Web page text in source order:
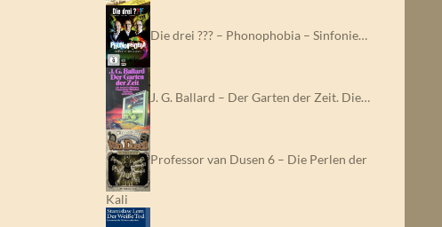
Die drei ??? – Phonophobia – Sinfonie…
J. G. Ballard – Der Garten der Zeit. Die…
Professor van Dusen 6 – Die Perlen der
Kali